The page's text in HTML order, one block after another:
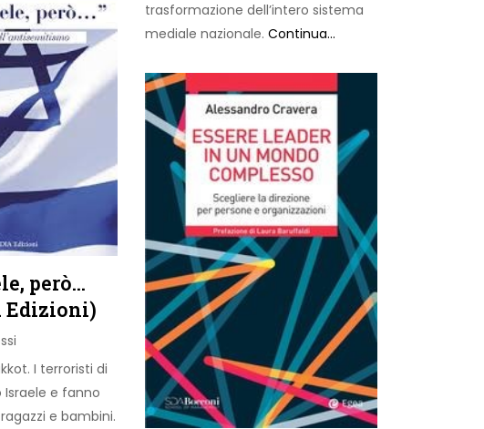
trasformazione dell’intero sistema
mediale nazionale. Continua...
però…
Edizioni)
I terroristi di
e fanno
e bambini.